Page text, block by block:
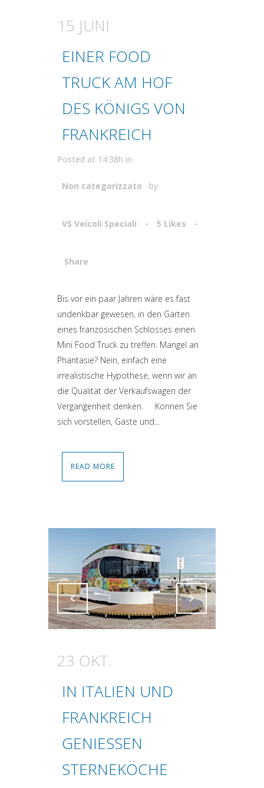
15 JUNI
EINER FOOD
TRUCK AM HOF
DES KÖNIGS VON
FRANKREICH
Posted at 14:38h in
Non categorizzato by
VS Veicoli Speciali 5 Likes
Share
Attiva comando
Bis vor ein paar Jahren wäre es fast
undenkbar gewesen, in den Gärten
eines französischen Schlosses einen
Mini Food Truck zu treffen. Mangel an
Phantasie? Nein, einfach eine
irrealistische Hypothese, wenn wir an
die Qualität der Verkaufswagen der
Vergangenheit denken. Können Sie
sich vorstellen, Gäste und...
READ MORE
Attiva comando Attiva comando
23 OKT.
IN ITALIEN UND
FRANKREICH
GENIESSEN S
TERNEKÖCHE S